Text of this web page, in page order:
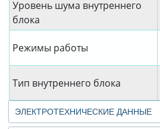
Уровень шума внутреннего
блока
Режимы работы
Тип внутреннего блока
ЭЛЕКТРОТЕХНИЧЕСКИЕ ДАННЫЕ